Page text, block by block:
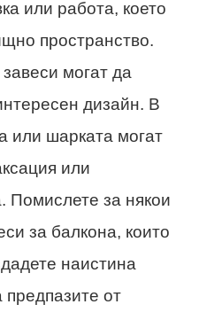
или работа, което
пространство.
могат да
дизайн. В
или шарката могат
или
Помислете за някои
за балкона, които
наистина
от